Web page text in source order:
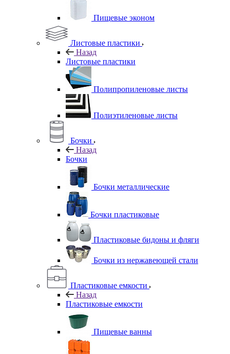
Пищевые эконом
Листовые пластики
Назад
Листовые пластики
Полипропиленовые листы
Полиэтиленовые листы
Бочки
Назад
Бочки
Бочки металлические
Бочки пластиковые
Пластиковые бидоны и фляги
Бочки из нержавеющей стали
Пластиковые емкости
Назад
Пластиковые емкости
Пищевые ванны